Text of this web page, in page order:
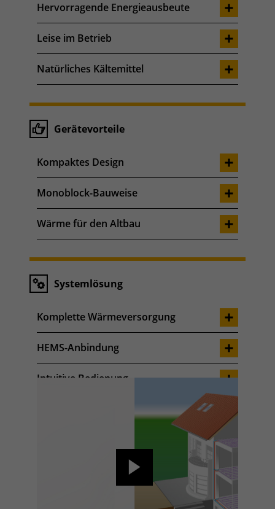
Hervorragende Energieausbeute
Leise im Betrieb
Natürliches Kältemittel
Gerätevorteile
Kompaktes Design
Monoblock-Bauweise
Wärme für den Altbau
Systemlösung
Komplette Wärmeversorgung
HEMS-Anbindung
Intuitive Bedienung